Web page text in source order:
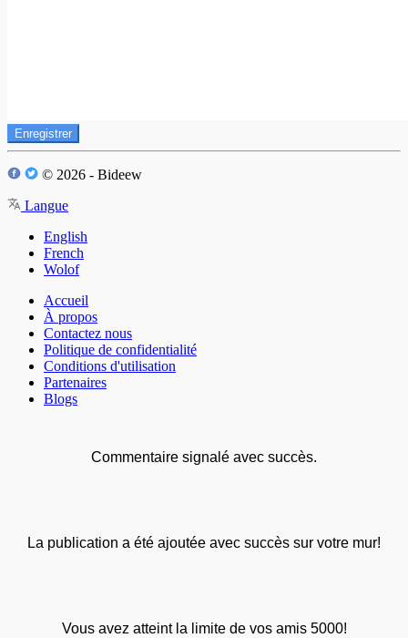
Enregistrer
© 2026 - Bideew
Langue
English
French
Wolof
Accueil
À propos
Contactez nous
Politique de confidentialité
Conditions d'utilisation
Partenaires
Blogs
Commentaire signalé avec succès.
La publication a été ajoutée avec succès sur votre mur!
Vous avez atteint la limite de vos amis 5000!